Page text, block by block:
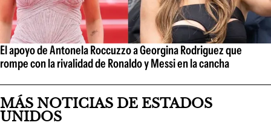
El apoyo de Antonela Roccuzzo a Georgina Rodriguez que
rompe con la rivalidad de Ronaldo y Messi en la cancha
MÁS NOTICIAS DE ESTADOS
UNIDOS